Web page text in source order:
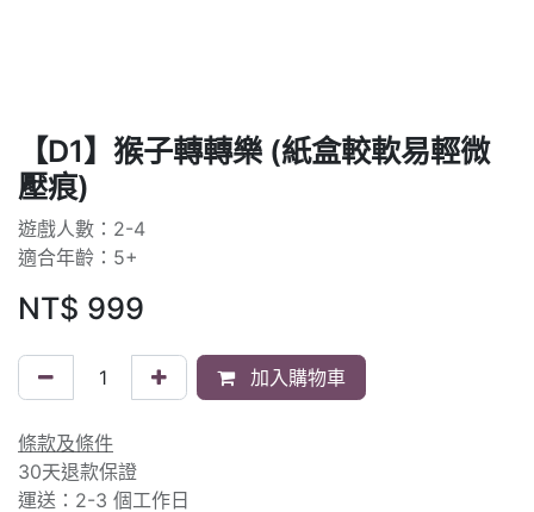
【D1】猴子轉轉樂 (紙盒較軟易輕微
壓痕)
遊戲人數：2-4
適合年齡：5+
NT$ 999
加入購物車
條款及條件
30天退款保證
運送：2-3 個工作日